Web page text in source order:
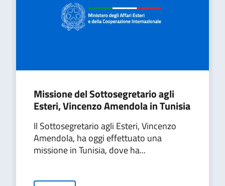
Missione del Sottosegretario agli
Esteri, Vincenzo Amendola in Tunisia
Il Sottosegretario agli Esteri, Vincenzo
Amendola, ha oggi effettuato una
missione in Tunisia, dove ha...